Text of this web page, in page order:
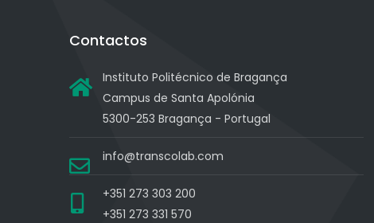
Contactos
Instituto Politécnico de Bragança
Campus de Santa Apolónia
5300-253 Bragança - Portugal
info@transcolab.com
+351 273 303 200
+351 273 331 570